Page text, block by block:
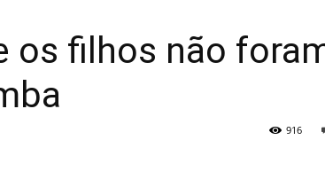
os filhos não
916